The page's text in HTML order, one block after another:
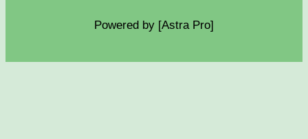
Powered by [Astra Pro]